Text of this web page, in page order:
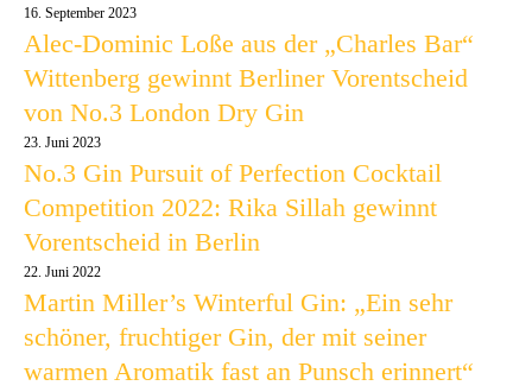
16. September 2023
Alec-Dominic Loße aus der „Charles Bar“
Wittenberg gewinnt Berliner Vorentscheid
von No.3 London Dry Gin
23. Juni 2023
No.3 Gin Pursuit of Perfection Cocktail
Competition 2022: Rika Sillah gewinnt
Vorentscheid in Berlin
22. Juni 2022
Martin Miller’s Winterful Gin: „Ein sehr
schöner, fruchtiger Gin, der mit seiner
warmen Aromatik fast an Punsch erinnert“